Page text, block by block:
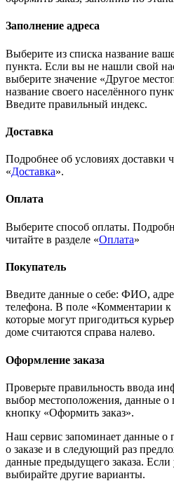
Заполнение адреса
Выберите из списка название
пункта. Если вы не нашли свой
выберите значение «Другое
название своего населённого
Введите правильный индекс.
Доставка
Подробнее об условиях доставки
«Доставка».
Оплата
Выберите способ оплаты.
читайте в разделе «Оплата»
Покупатель
Введите данные о себе: ФИО,
телефона. В поле «Комментарии к
которые могут пригодиться
доме считаются справа налево.
Оформление заказа
Проверьте правильность ввода
выбор местоположения, данные о
кнопку «Оформить заказ».
Наш сервис запоминает данные о
о заказе и в следующий раз
данные предыдущего заказа. Если
выбирайте другие варианты.